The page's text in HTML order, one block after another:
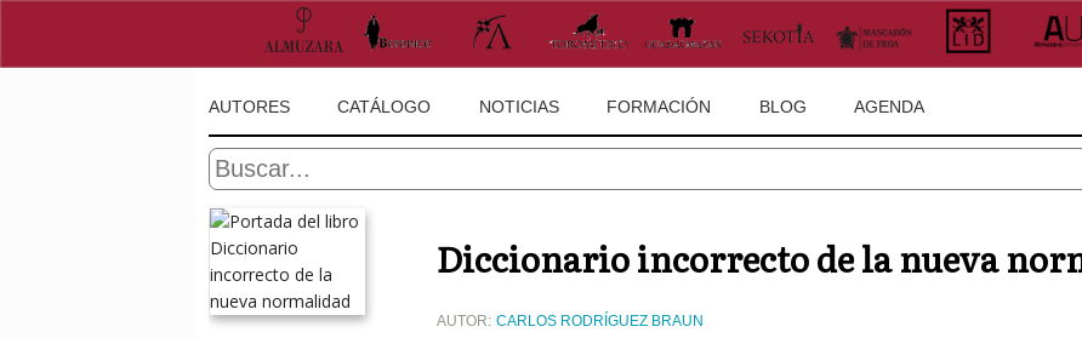
AUTORES CATÁLOGO NOTICIAS FORMACIÓN BLOG AGENDA
Diccionario incorrecto de la nueva
AUTOR: CARLOS RODRÍGUEZ BRAUN